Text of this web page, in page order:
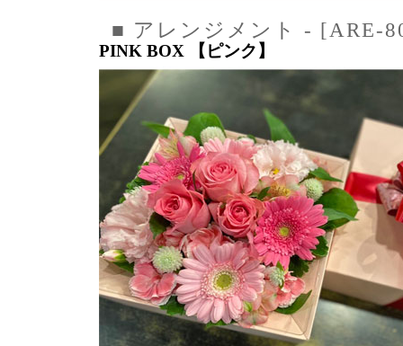
■ アレンジメント - [ARE-
PINK BOX 【ピンク】